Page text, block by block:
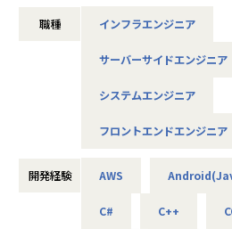
・自社ECサイトの新規立ち上げ（要
・大手メーカー向け製造システムの
・ECクラウド基盤設計（AWS／
・大手クライアント向け仮想環境移
ひとりで悩まず、安心して挑戦できま
◆落ち着いた環境で、長く働きたい方へ
OKの案件も多く、週2～3日出社が基
現場には教育担当がつき、月1回の面
にも柔軟に対応しています。
◆マネジメントにも挑戦したい方へ
職種 インフラエンジニア
サーバーサイドエンジニア
システムエンジニア
フロントエンドエンジニア
開発経験 AWS
C# C++